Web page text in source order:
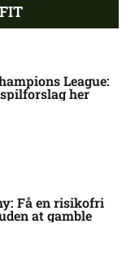
League:
her
Få en risikofri
at gamble